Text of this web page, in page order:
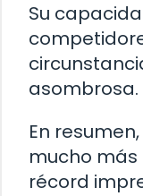
Su
asombrosa.
En
mucho
récord